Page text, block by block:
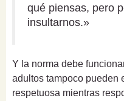
qué piensas, pero
insultarnos.»
Y la norma debe
adultos tampoco pueden
respetuosa mientras